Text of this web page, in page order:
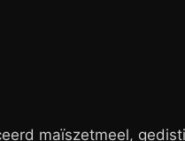
maïszetmeel,